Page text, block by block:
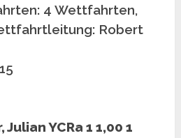
4 Wettfahrten,
Robert
Julian YCRa 1 1,00 1